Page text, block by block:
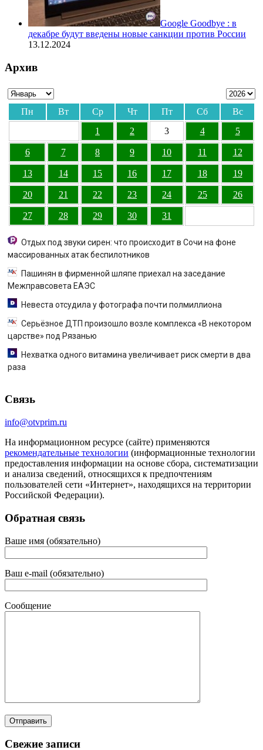
Google Goodbye : в
декабре будут введены новые санкции против России
13.12.2024
Архив
Пн Вт Ср Чт Пт Сб
Вс
1
2 3 4 5
6 7 8 9 10 11 12
13 14 15 16 17 18 19
20 21 22 23 24 25 26
27 28 29 30 31
Отдых под звуки сирен: что происходит в Сочи на фоне
массированных атак беспилотников
Пашинян в фирменной шляпе приехал на заседание
Межправсовета ЕАЭС
Невеста отсудила у фотографа почти полмиллиона
Серьёзное ДТП произошло возле комплекса «В некотором
царстве» под Рязанью
Нехватка одного витамина увеличивает риск смерти в два
раза
Связь
info@otvprim.ru
На информационном ресурсе (сайте) применяются
рекомендательные технологии (информационные технологии
предоставления информации на основе сбора, систематизации
и анализа сведений, относящихся к предпочтениям
пользователей сети «Интернет», находящихся на территории
Российской Федерации).
Обратная связь
Ваше имя (обязательно)
Ваш e-mail (обязательно)
Сообщение
Свежие записи